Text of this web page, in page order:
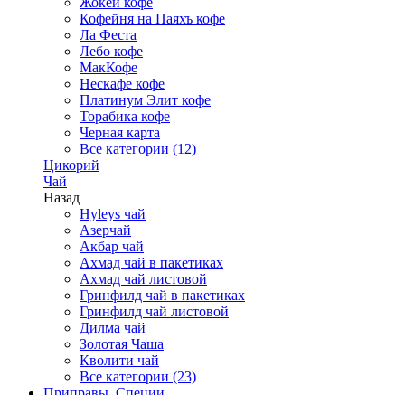
Кофейня на Паяхъ кофе
Ла Феста
Лебо кофе
МакКофе
Нескафе кофе
Платинум Элит кофе
Торабика кофе
Черная карта
Все категории (12)
Цикорий
Чай
Назад
Hyleys чай
Азерчай
Акбар чай
Ахмад чай в пакетиках
Ахмад чай листовой
Гринфилд чай в пакетиках
Гринфилд чай листовой
Дилма чай
Золотая Чаша
Кволити чай
Все категории (23)